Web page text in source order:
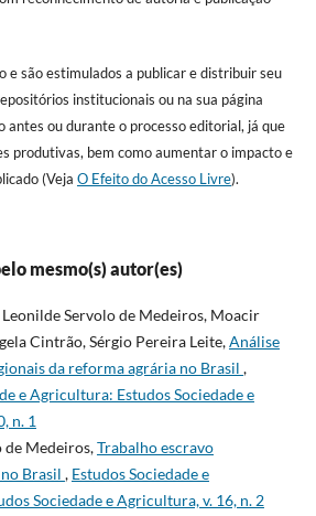
e são estimulados a publicar e distribuir seu
institucionais ou na sua página
antes ou durante o processo editorial, já que
produtivas, bem como aumentar o impacto e
(Veja O Efeito do Acesso Livre).
mesmo(s) autor(es)
Servolo de Medeiros, Moacir
Cintrão, Sérgio Pereira Leite,Análise
da reforma agrária no Brasil ,
e Agricultura: Estudos Sociedade e
n. 1
de Medeiros,Trabalho escravo
Brasil , Estudos Sociedade e
Sociedade e Agricultura, v. 16, n. 2